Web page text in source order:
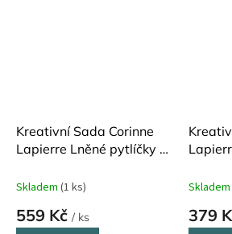
Kreativní Sada Corinne
Lapierre Lněné pytlíčky s
Skladem (1 ks)
559 Kč / ks
Skladem
379